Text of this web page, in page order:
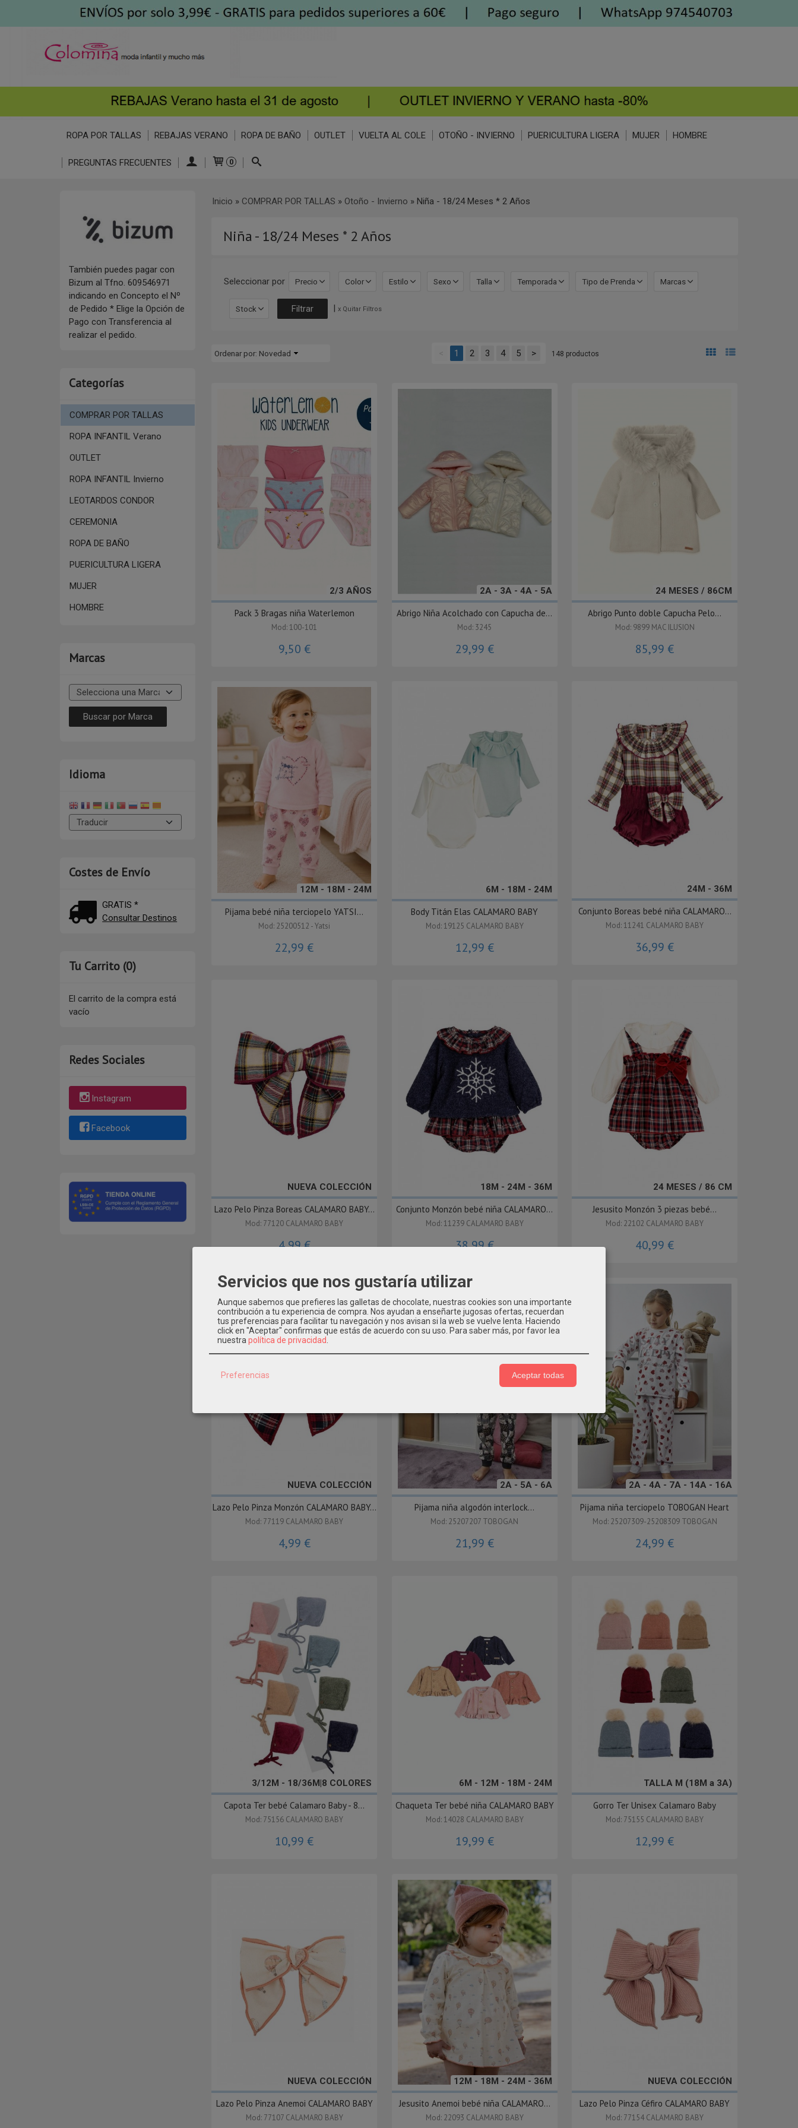
ROPA POR TALLAS REBAJAS VERANO ROPA DE BAÑO OUTLET VUELTA AL COLE OTOÑO - INVIERNO PUERICULTURA LIGERA MUJER HOMBRE
PREGUNTAS FRECUENTES 0
También puedes pagar con
Bizum al Tfno. 609546971
indicando en Concepto el Nº
de Pedido * Elige la Opción de
Pago con Transferencia al
realizar el pedido.
Categorías
COMPRAR POR TALLAS
ROPA INFANTIL Verano
OUTLET
ROPA INFANTIL Invierno
LEOTARDOS CONDOR
CEREMONIA
ROPA DE BAÑO
PUERICULTURA LIGERA
MUJER
HOMBRE
Marcas
Idioma
Costes de Envío
GRATIS *
Consultar Destinos
Tu Carrito (0)
El carrito de la compra está
vacío
Redes Sociales
Instagram
Facebook
Inicio » COMPRAR POR TALLAS » Otoño - Invierno » Niña - 18/24 Meses * 2 Años
Niña - 18/24 Meses * 2 Años
Seleccionar por Precio Color Estilo Sexo Talla Temporada Tipo de Prenda Marcas
Stock | x Quitar Filtros
Ordenar por: Novedad 1 2 3 4 5 > 148 productos
2/3 AÑOS
Pack 3 Bragas niña Waterlemon
Mod: 100-101
9,50 €
2A - 3A - 4A - 5A
Abrigo Niña Acolchado con Capucha de...
Mod: 3245
29,99 €
24 MESES / 86CM
Abrigo Punto doble Capucha Pelo...
Mod: 9899 MAC ILUSION
85,99 €
12M - 18M - 24M
Pijama bebé niña terciopelo YATSI...
Mod: 25200512 - Yatsi
22,99 €
6M - 18M - 24M
Body Titán Elas CALAMARO BABY
Mod: 19125 CALAMARO BABY
12,99 €
24M - 36M
Conjunto Boreas bebé niña CALAMARO...
Mod: 11241 CALAMARO BABY
36,99 €
NUEVA COLECCIÓN
Lazo Pelo Pinza Boreas CALAMARO BABY...
Mod: 77120 CALAMARO BABY
4,99 €
18M - 24M - 36M
Conjunto Monzón bebé niña CALAMARO...
Mod: 11239 CALAMARO BABY
38,99 €
24 MESES / 86 CM
Jesusito Monzón 3 piezas bebé...
Mod: 22102 CALAMARO BABY
40,99 €
NUEVA COLECCIÓN
Lazo Pelo Pinza Monzón CALAMARO BABY...
Mod: 77119 CALAMARO BABY
4,99 €
2A - 5A - 6A
Pijama niña algodón interlock...
Mod: 25207207 TOBOGAN
21,99 €
2A - 4A - 7A - 14A - 16A
Pijama niña terciopelo TOBOGAN Heart
Mod: 25207309-25208309 TOBOGAN
24,99 €
3/12M - 18/36M|8 COLORES
Capota Ter bebé Calamaro Baby - 8...
Mod: 75156 CALAMARO BABY
10,99 €
6M - 12M - 18M - 24M
Chaqueta Ter bebé niña CALAMARO BABY
Mod: 14028 CALAMARO BABY
19,99 €
TALLA M (18M a 3A)
Gorro Ter Unisex Calamaro Baby
Mod: 75155 CALAMARO BABY
12,99 €
NUEVA COLECCIÓN
Lazo Pelo Pinza Anemoi CALAMARO BABY
Mod: 77107 CALAMARO BABY
12M - 18M - 24M - 36M
Jesusito Anemoi bebé niña CALAMARO...
Mod: 22093 CALAMARO BABY
NUEVA COLECCIÓN
Lazo Pelo Pinza Céfiro CALAMARO BABY
Mod: 77154 CALAMARO BABY
Servicios que nos gustaría utilizar
Aunque sabemos que prefieres las galletas de chocolate, nuestras cookies son una importante
contribución a tu experiencia de compra. Nos ayudan a enseñarte jugosas ofertas, recuerdan
tus preferencias para facilitar tu navegación y nos avisan si la web se vuelve lenta. Haciendo
click en "Aceptar" confirmas que estás de acuerdo con su uso. Para saber más, por favor lea
nuestra política de privacidad
Preferencias Aceptar todas